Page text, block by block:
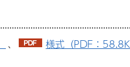
、 様式（PDF：